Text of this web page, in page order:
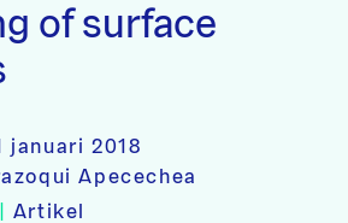
of surface
januari 2018
Apecechea
Artikel